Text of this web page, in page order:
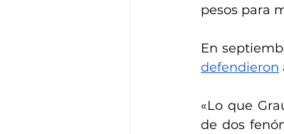
pesos para
defendieron
«Lo que
de dos